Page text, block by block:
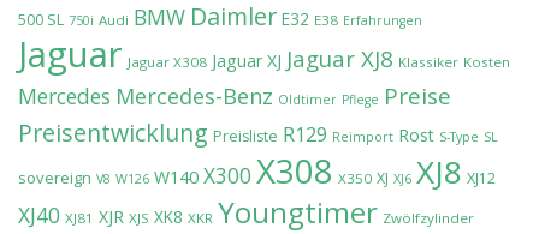
500 SL 750i Audi BMW Daimler E32 E38 Erfahrungen
Jaguar Jaguar X308 Jaguar XJ Jaguar XJ8 Klassiker Kosten
Mercedes Mercedes-Benz Oldtimer Pflege Preise
Preisentwicklung Preisliste R129 Reimport Rost S-Type SL
sovereign V8 W126 W140 X300 X308 X350 XJ XJ6 XJ8 XJ12
XJ40 XJ81 XJR XJS XK8 XKR Youngtimer Zwölfzylinder